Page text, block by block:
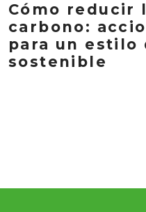
Cómo reducir
carbono:
para un estilo
sostenible